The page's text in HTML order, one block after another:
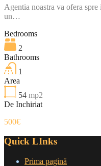
Agentia noastra va ofera
un…
Bedrooms
2
Bathrooms
1
Area
54 mp2
De Inchiriat
500€
Quick LInks
Prima pagină